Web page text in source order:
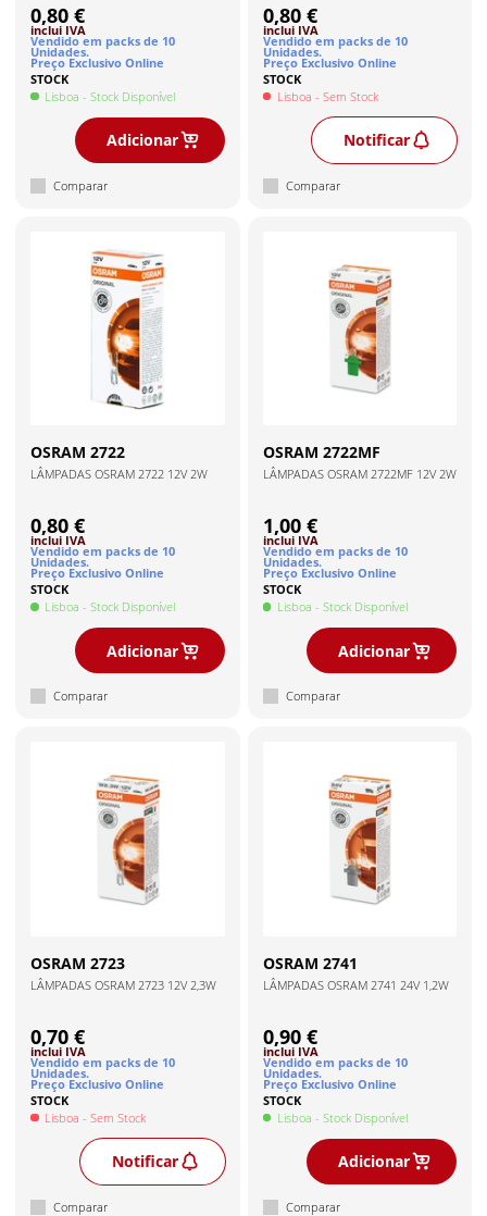
0,80 €
inclui IVA
Vendido em packs de 10
Unidades.
Preço Exclusivo Online
STOCK
Lisboa - Stock Disponível
Adicionar
Comparar
0,80 €
inclui IVA
Vendido em packs de 10
Unidades.
Preço Exclusivo Online
STOCK
Lisboa - Sem Stock
Notificar
Comparar
OSRAM 2722
LÂMPADAS OSRAM 2722 12V 2W
0,80 €
inclui IVA
Vendido em packs de 10
Unidades.
Preço Exclusivo Online
STOCK
Lisboa - Stock Disponível
Adicionar
Comparar
OSRAM 2722MF
LÂMPADAS OSRAM 2722MF 12V 2W
1,00 €
inclui IVA
Vendido em packs de 10
Unidades.
Preço Exclusivo Online
STOCK
Lisboa - Stock Disponível
Adicionar
Comparar
OSRAM 2723
LÂMPADAS OSRAM 2723 12V 2,3W
0,70 €
inclui IVA
Vendido em packs de 10
Unidades.
Preço Exclusivo Online
STOCK
Lisboa - Sem Stock
Notificar
Comparar
OSRAM 2741
LÂMPADAS OSRAM 2741 24V 1,2W
0,90 €
inclui IVA
Vendido em packs de 10
Unidades.
Preço Exclusivo Online
STOCK
Lisboa - Stock Disponível
Adicionar
Comparar